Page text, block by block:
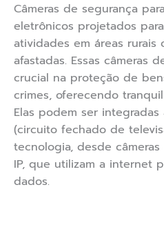
Câmeras de segurança
eletrônicos projetados
atividades em áreas rurais
afastadas. Essas câmeras
crucial na proteção de
crimes, oferecendo
Elas podem ser integradas
(circuito fechado de
tecnologia, desde
IP, que utilizam a internet
dados.